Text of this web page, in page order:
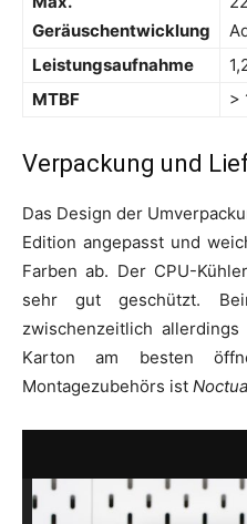
Geräuschentwicklung
Leistungsaufnahme
MTBF
>
Verpackung und
Das Design der
Edition angepasst und
Farben ab. Der CPU-
sehr gut geschützt.
zwischenzeitlich
Karton am besten
Montagezubehörs ist Noctua